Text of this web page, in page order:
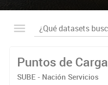
Puntos de
SUBE - Nación Servicios